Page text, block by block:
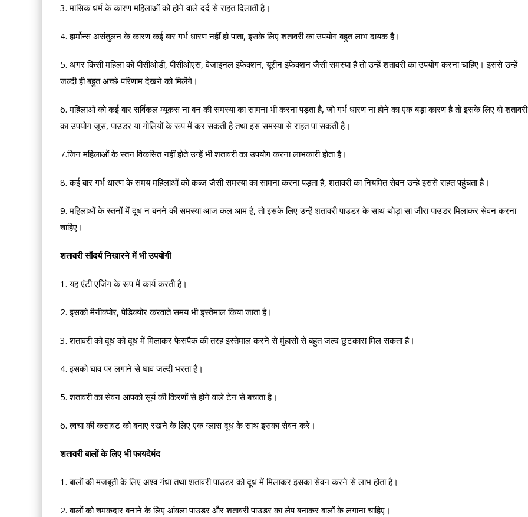
3. मासिक धर्म के कारण महिलाओं को होने वाले दर्द से राहत दिलाती है।
4. हार्मोन्स असंतुलन के कारण कई बार गर्भ धारण नहीं हो पाता, इसके लिए शतावरी का उपयोग बहुत लाभ दायक है।
5. अगर किसी महिला को पीसीओडी, पीसीओएस, वेजाइनल इंफेक्शन, यूरीन इंफेक्शन जैसी समस्या है तो उन्हें शतावरी का उपयोग करना चाहिए। इससे उन्हें
जल्दी ही बहुत अच्छे परिणाम देखने को मिलेंगे।
6. महिलाओं को कई बार सर्विकल म्यूकस ना बन की समस्या का सामना भी करना पड़ता है, जो गर्भ धारण ना होने का एक बड़ा कारण है तो इसके लिए वो शतावरी
का उपयोग जूस, पाउडर या गोलियों के रूप में कर सकती है तथा इस समस्या से राहत पा सकती है।
7.जिन महिलाओं के स्तन विकसित नहीं होते उन्हें भी शतावरी का उपयोग करना लाभकारी होता है।
8. कई बार गर्भ धारण के समय महिलाओं को कब्ज जैसी समस्या का सामना करना पड़ता है, शतावरी का नियमित सेवन उन्हे इससे राहत पहुंचता है।
9. महिलाओं के स्तनों में दूध न बनने की समस्या आज कल आम है, तो इसके लिए उन्हें शतावरी पाउडर के साथ थोड़ा सा जीरा पाउडर मिलाकर सेवन करना
चाहिए।
शतावरी सौंदर्य निखारने में भी उपयोगी
1. यह एंटी एजिंग के रूप में कार्य करती है।
2. इसको मैनीक्योर, पेडिक्योर करवाते समय भी इस्तेमाल किया जाता है।
3. शतावरी को दूध को दूध में मिलाकर फेसपैक की तरह इस्तेमाल करने से मुंहासों से बहुत जल्द छुटकारा मिल सकता है।
4. इसको घाव पर लगाने से घाव जल्दी भरता है।
5. शतावरी का सेवन आपको सूर्य की किरणों से होने वाले टेन से बचाता है।
6. त्वचा की कसावट को बनाए रखने के लिए एक ग्लास दूध के साथ इसका सेवन करे।
शतावरी बालों के लिए भी फायदेमंद
1. बालों की मजबूती के लिए अश्व गंधा तथा शतावरी पाउडर को दूध में मिलाकर इसका सेवन करने से लाभ होता है।
2. बालों को चमकदार बनाने के लिए आंवला पाउडर और शतावरी पाउडर का लेप बनाकर बालों के लगाना चाहिए।